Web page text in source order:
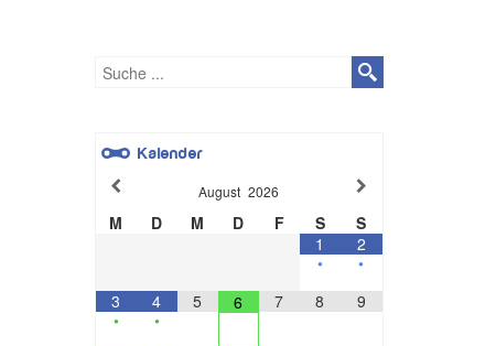
Kalender
August 2026
M D M D F S
S
1
•
2
•
3
•
4
•
5 6 7 8 9